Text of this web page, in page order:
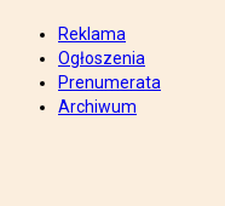
Reklama
Ogłoszenia
Prenumerata
Archiwum